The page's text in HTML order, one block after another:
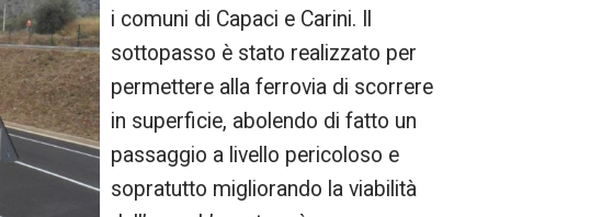
i comuni di Capaci e Carini. Il
sottopasso è stato realizzato per
permettere alla ferrovia di scorrere
in superficie, abolendo di fatto un
passaggio a livello pericoloso e
sopratutto migliorando la viabilità